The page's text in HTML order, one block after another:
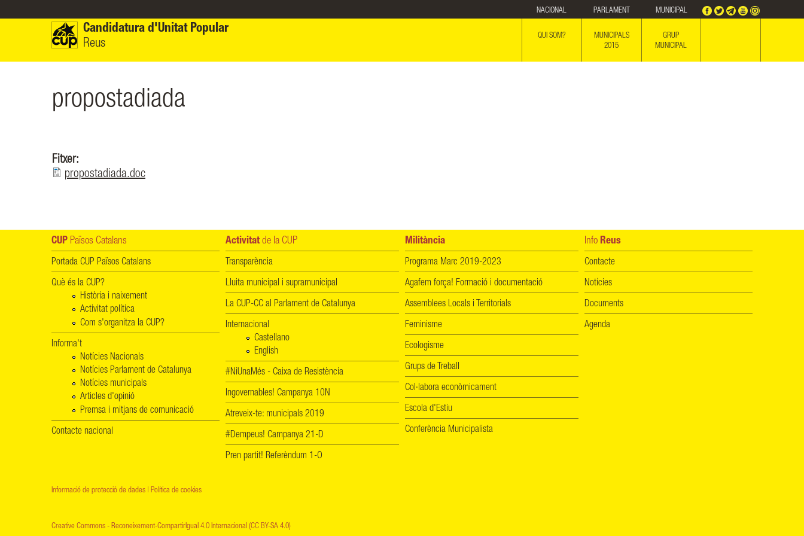
NACIONAL PARLAMENT MUNICIPAL
Candidatura d'Unitat Popular
Reus
QUI SOM?
MUNICIPALS
2015
GRUP
MUNICIPAL
propostadiada
Fitxer:
propostadiada.doc
CUP Països Catalans
Portada CUP Països Catalans
Què és la CUP?
Història i naixement
Activitat política
Com s'organitza la CUP?
Informa't
Notícies Nacionals
Notícies Parlament de Catalunya
Notícies municipals
Articles d'opinió
Premsa i mitjans de comunicació
Contacte nacional
Activitat de la CUP
Transparència
Lluita municipal i supramunicipal
La CUP-CC al Parlament de Catalunya
Internacional
Castellano
English
#NiUnaMés - Caixa de Resistència
Ingovernables! Campanya 10N
Atreveix-te: municipals 2019
#Dempeus! Campanya 21-D
Pren partit! Referèndum 1-O
Militància
Programa Marc 2019-2023
Agafem força! Formació i documentació
Assemblees Locals i Territorials
Feminisme
Ecologisme
Grups de Treball
Col·labora econòmicament
Escola d'Estiu
Conferència Municipalista
Info Reus
Contacte
Notícies
Documents
Agenda
Informació de protecció de dades Política de cookies
Creative Commons - Reconeixement-CompartirIgual 4.0 Internacional (CC BY-SA 4.0)